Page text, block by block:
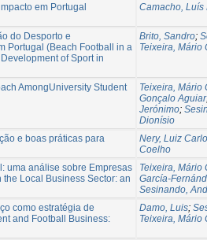
em Portugal
Camacho, Luís
do Desporto e
Portugal (Beach Football in a
of Sport in
Brito, Sandro;
Teixeira, Mário
AmongUniversity Student
Teixeira, Mário
Gonçalo Aguiar
Jerónimo;
Dionísio
e boas práticas para
Nery, Luiz
Coelho
uma análise sobre Empresas
Local Business Sector: an
Teixeira, Mário
García-
Sesinando,
como estratégia de
and Football Business:
Damo, Luis;
Teixeira, Mário